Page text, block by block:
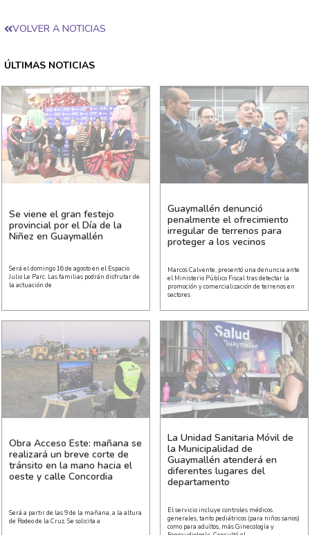
VOLVER A NOTICIAS
ÚLTIMAS NOTICIAS
Se viene el gran festejo
provincial por el Día de la
Niñez en Guaymallén
Será el domingo 16 de agosto en el Espacio
Julio Le Parc. Las familias podrán disfrutar de
la actuación de
Guaymallén denunció
penalmente el ofrecimiento
irregular de terrenos para
proteger a los vecinos
Marcos Calvente, presentó una denuncia ante
el Ministerio Público Fiscal tras detectar la
promoción y comercialización de terrenos en
sectores
Obra Acceso Este: mañana se
realizará un breve corte de
tránsito en la mano hacia el
oeste y calle Concordia
Será a partir de las 9 de la mañana, a la altura
de Rodeo de la Cruz. Se solicita a
La Unidad Sanitaria Móvil de
la Municipalidad de
Guaymallén atenderá en
diferentes lugares del
departamento
El servicio incluye controles médicos
generales, tanto pediátricos (para niños sanos)
como para adultos, más Ginecología y